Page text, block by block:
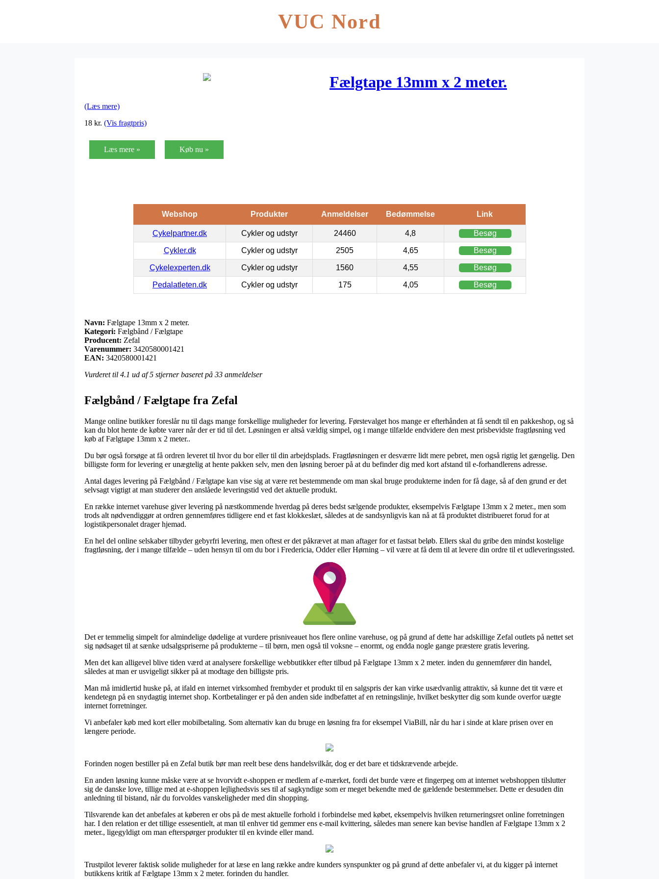
VUC Nord
Fælgtape 13mm x 2 meter.
(Læs mere)
18 kr. (Vis fragtpris)
Læs mere » Køb nu »
Webshop Produkter Anmeldelser Bedømmelse Link
Cykelpartner.dk Cykler og udstyr 24460 4,8 Besøg
Cykler.dk Cykler og udstyr 2505 4,65 Besøg
Cykelexperten.dk Cykler og udstyr 1560 4,55 Besøg
Pedalatleten.dk Cykler og udstyr 175 4,05 Besøg
Navn: Fælgtape 13mm x 2 meter.
Kategori: Fælgbånd / Fælgtape
Producent: Zefal
Varenummer: 3420580001421
EAN: 3420580001421
Vurderet til 4.1 ud af 5 stjerner baseret på 33 anmeldelser
Fælgbånd / Fælgtape fra Zefal
Mange online butikker foreslår nu til dags mange forskellige muligheder for levering. Førstevalget hos mange er efterhånden at få sendt til en pakkeshop, og så
kan du blot hente de købte varer når der er tid til det. Løsningen er altså vældig simpel, og i mange tilfælde endvidere den mest prisbevidste fragtløsning ved
køb af Fælgtape 13mm x 2 meter..
Du bør også forsøge at få ordren leveret til hvor du bor eller til din arbejdsplads. Fragtløsningen er desværre lidt mere pebret, men også rigtig let gængelig. Den
billigste form for levering er unægtelig at hente pakken selv, men den løsning beroer på at du befinder dig med kort afstand til e-forhandlerens adresse.
Antal dages levering på Fælgbånd / Fælgtape kan vise sig at være ret bestemmende om man skal bruge produkterne inden for få dage, så af den grund er det
selvsagt vigtigt at man studerer den anslåede leveringstid ved det aktuelle produkt.
En række internet varehuse giver levering på næstkommende hverdag på deres bedst sælgende produkter, eksempelvis Fælgtape 13mm x 2 meter., men som
trods alt nødvendiggør at ordren gennemføres tidligere end et fast klokkeslæt, således at de sandsynligvis kan nå at få produktet distribueret forud for at
logistikpersonalet drager hjemad.
En hel del online selskaber tilbyder gebyrfri levering, men oftest er det påkrævet at man aftager for et fastsat beløb. Ellers skal du gribe den mindst kostelige
fragtløsning, der i mange tilfælde – uden hensyn til om du bor i Fredericia, Odder eller Hørning – vil være at få dem til at levere din ordre til et udleveringssted.
Det er temmelig simpelt for almindelige dødelige at vurdere prisniveauet hos flere online varehuse, og på grund af dette har adskillige Zefal outlets på nettet set
sig nødsaget til at sænke udsalgspriserne på produkterne – til børn, men også til voksne – enormt, og endda nogle gange præstere gratis levering.
Men det kan alligevel blive tiden værd at analysere forskellige webbutikker efter tilbud på Fælgtape 13mm x 2 meter. inden du gennemfører din handel,
således at man er usvigeligt sikker på at modtage den billigste pris.
Man må imidlertid huske på, at ifald en internet virksomhed frembyder et produkt til en salgspris der kan virke usædvanlig attraktiv, så kunne det tit være et
kendetegn på en snydagtig internet shop. Kortbetalinger er på den anden side indbefattet af en retningslinje, hvilket beskytter dig som kunde overfor uægte
internet forretninger.
Vi anbefaler køb med kort eller mobilbetaling. Som alternativ kan du bruge en løsning fra for eksempel ViaBill, når du har i sinde at klare prisen over en
længere periode.
Forinden nogen bestiller på en Zefal butik bør man reelt bese dens handelsvilkår, dog er det bare et tidskrævende arbejde.
En anden løsning kunne måske være at se hvorvidt e-shoppen er medlem af e-mærket, fordi det burde være et fingerpeg om at internet webshoppen tilslutter
sig de danske love, tillige med at e-shoppen lejlighedsvis ses til af sagkyndige som er meget bekendte med de gældende bestemmelser. Dette er desuden din
anledning til bistand, når du forvoldes vanskeligheder med din shopping.
Tilsvarende kan det anbefales at køberen er obs på de mest aktuelle forhold i forbindelse med købet, eksempelvis hvilken returneringsret online forretningen
har. I den relation er det tillige essesentielt, at man til enhver tid gemmer ens e-mail kvittering, således man senere kan bevise handlen af Fælgtape 13mm x 2
meter., ligegyldigt om man efterspørger produkter til en kvinde eller mand.
Trustpilot leverer faktisk solide muligheder for at læse en lang række andre kunders synspunkter og på grund af dette anbefaler vi, at du kigger på internet
butikkens kritik af Fælgtape 13mm x 2 meter. forinden du handler.